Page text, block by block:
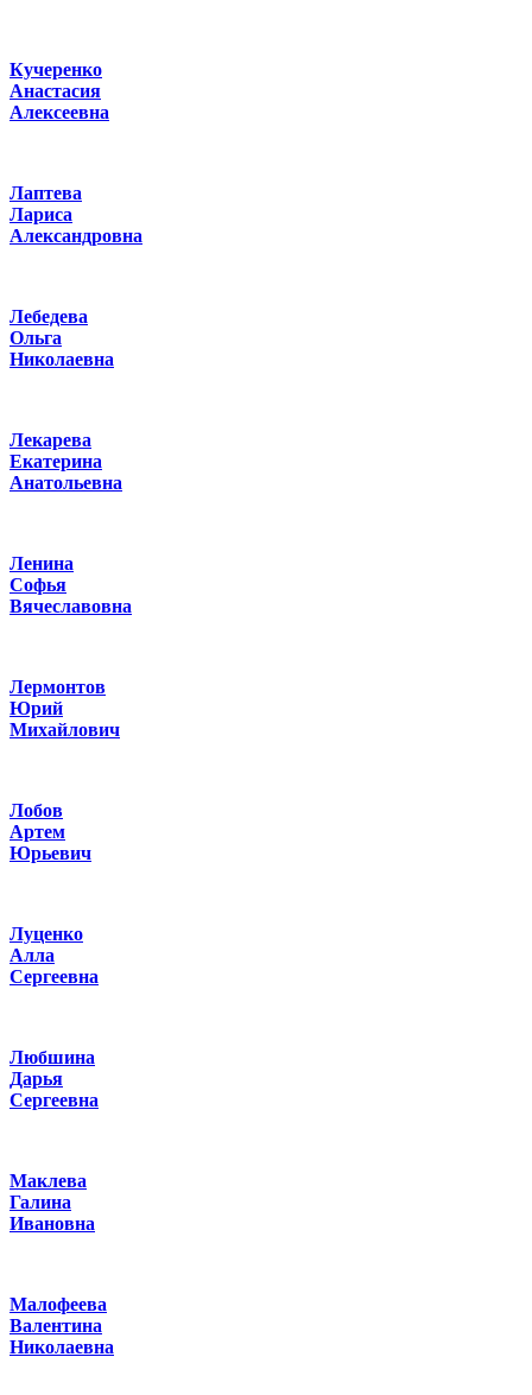
Кучеренко
Анастасия
Алексеевна
Лаптева
Лариса
Александровна
Лебедева
Ольга
Николаевна
Лекарева
Екатерина
Анатольевна
Ленина
Софья
Вячеславовна
Лермонтов
Юрий
Михайлович
Лобов
Артем
Юрьевич
Луценко
Алла
Сергеевна
Любшина
Дарья
Сергеевна
Маклева
Галина
Ивановна
Малофеева
Валентина
Николаевна